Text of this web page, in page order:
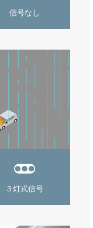
信号なし
３灯式信号